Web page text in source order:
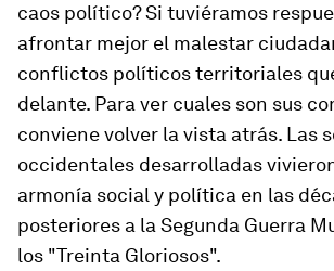
caos político? Si tuviéramos
afrontar mejor el malestar
conflictos políticos territoriales
delante. Para ver cuales son sus
conviene volver la vista atrás. Las
occidentales desarrolladas
armonía social y política en las
posteriores a la Segunda Guerra
los "Treinta Gloriosos".